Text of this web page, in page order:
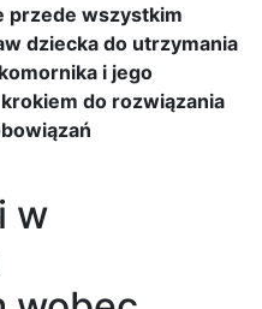
przede wszystkim
dziecka do utrzymania
i jego
do rozwiązania
w